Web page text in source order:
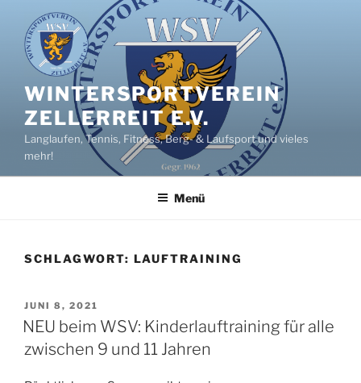
Inhalt
springen
WINTERSPORTVEREIN
ZELLERREIT E.V.
Langlaufen, Tennis, Fitness, Berg- & Laufsport und vieles
mehr!
Menü
SCHLAGWORT: LAUFTRAINING
VERÖFFENTLICHT
AM
JUNI 8, 2021
NEU beim WSV: Kinderlauftraining für alle
zwischen 9 und 11 Jahren